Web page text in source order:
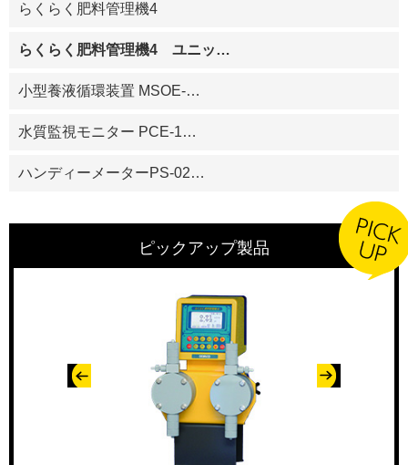
らくらく肥料管理機4
らくらく肥料管理機4 ユニッ…
小型養液循環装置 MSOE-…
水質監視モニター PCE-1…
ハンディーメーターPS-02…
ピックアップ製品